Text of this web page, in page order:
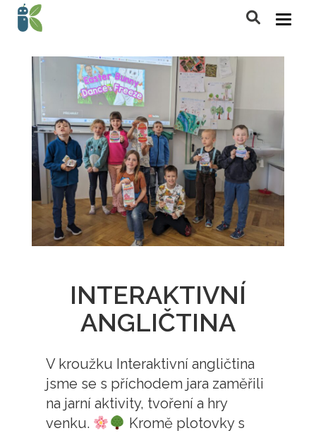
INTERAKTIVNÍ
ANGLIČTINA
V kroužku Interaktivní angličtina
jsme se s příchodem jara zaměřili
na jarní aktivity, tvoření a hry
venku.
Kromě plotovky s